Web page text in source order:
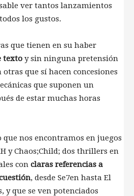
ver tantos lanzamientos
los gustos.
que tienen en su haber
texto y sin ninguna pretensión
que sí hacen concesiones
que suponen un
de estar muchas horas
que nos encontramos en juegos
y Chaos;Child; dos thrillers en
con claras referencias a
, desde Se7en hasta El
y que se ven potenciados